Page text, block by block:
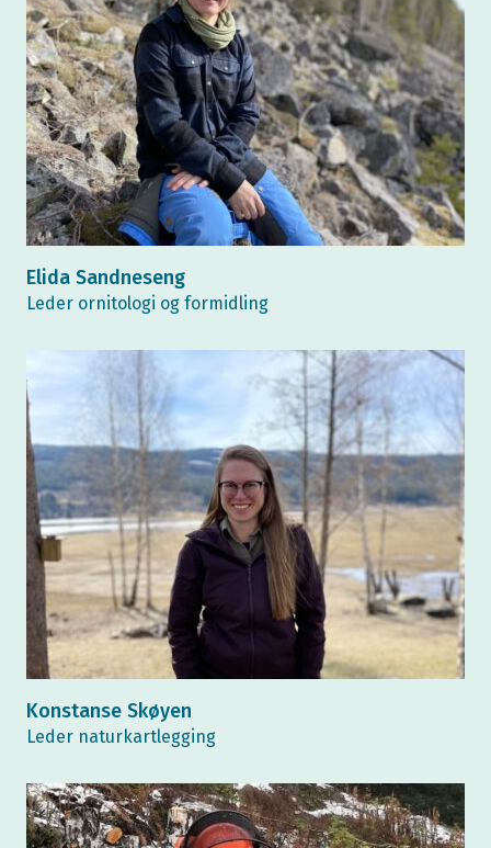
Elida Sandneseng
Leder ornitologi og formidling
Konstanse Skøyen
Leder naturkartlegging